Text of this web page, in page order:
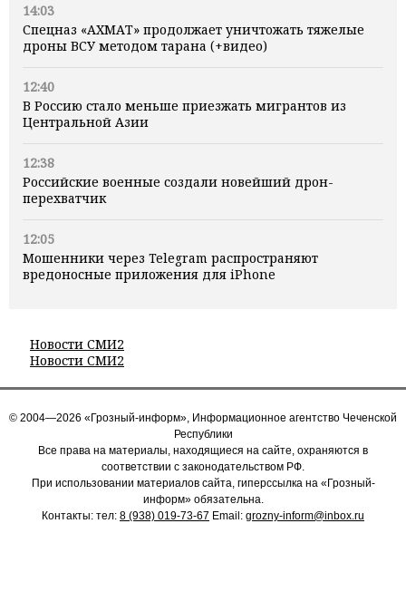
14:03
Спецназ «АХМАТ» продолжает уничтожать тяжелые
дроны ВСУ методом тарана (+видео)
12:40
В Россию стало меньше приезжать мигрантов из
Центральной Азии
12:38
Российские военные создали новейший дрон-
перехватчик
12:05
Мошенники через Telegram распространяют
вредоносные приложения для iPhone
Новости СМИ2
Новости СМИ2
© 2004—2026 «Грозный-информ», Информационное агентство Чеченской
Республики
Все права на материалы, находящиеся на сайте, охраняются в
соответствии с законодательством РФ.
При использовании материалов сайта, гиперссылка на «Грозный-
информ» обязательна.
Контакты: тел: 8 (938) 019-73-67 Email: grozny-inform@inbox.ru